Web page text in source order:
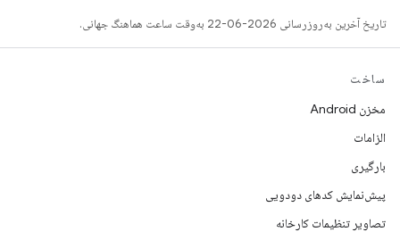
تاریخ آخرین به‌روزرسانی 2026-06-22 به‌وقت ساعت هماهنگ جهانی.
ساخت
مخزن Android
الزامات
بارگیری
پیش‌نمایش کدهای دودویی
تصاویر تنظیمات کارخانه